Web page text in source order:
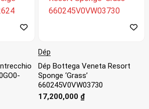
Dép
Dép Bottega Veneta Resort
Sponge ‘Grass’
660245V0VW03730
17,200,000 ₫